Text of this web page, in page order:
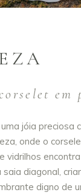
em
jóia preciosa
onde o
vidrilhos
diagonal,
digno de